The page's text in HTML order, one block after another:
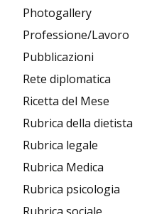
Photogallery
Professione/Lavoro
Pubblicazioni
Rete diplomatica
Ricetta del Mese
Rubrica della dietista
Rubrica legale
Rubrica Medica
Rubrica psicologia